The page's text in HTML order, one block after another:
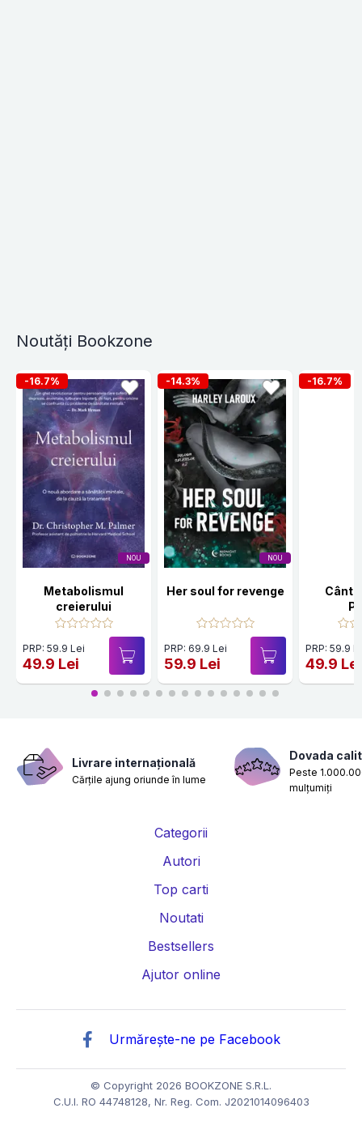
Noutăți Bookzone
NOU
-16.7%
Metabolismul
creierului
PRP: 59.9 Lei
49.9 Lei
NOU
-14.3%
Her soul for revenge
PRP: 69.9 Lei
59.9 Lei
-16.7%
PRP: 59.9
49.9 Lei
Livrare internațională
Cărțile ajung oriunde în lume
Dovada
Peste
mulțumiți
Categorii
Autori
Top carti
Noutati
Bestsellers
Ajutor online
Urmărește-ne pe Facebook
© Copyright 2026 BOOKZONE S.R.L.
C.U.I. RO 44748128, Nr. Reg. Com. J2021014096403